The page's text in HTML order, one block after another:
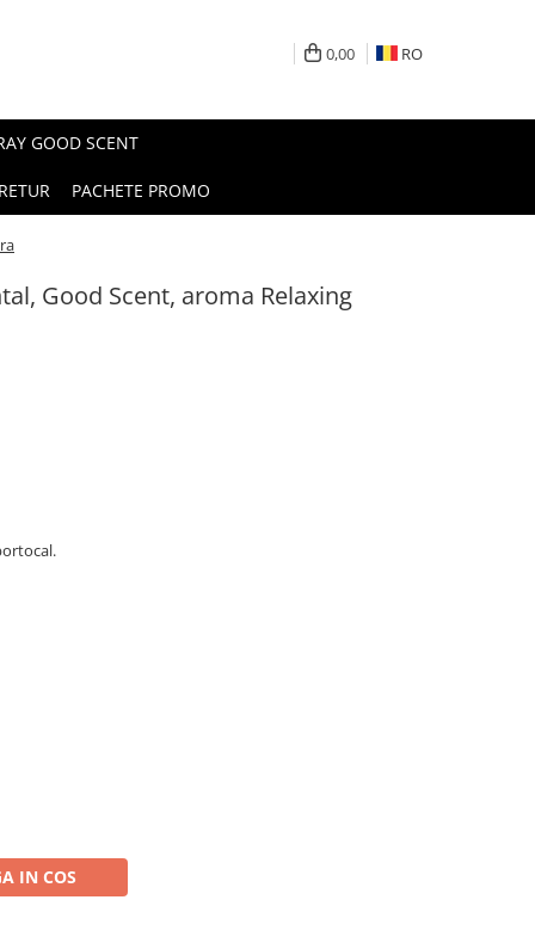
0,00 RO
GOOD SCENT
PACHETE PROMO
Good Scent, aroma Relaxing
IN COS